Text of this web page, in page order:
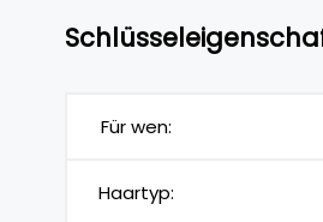
Für wen:
Haartyp: